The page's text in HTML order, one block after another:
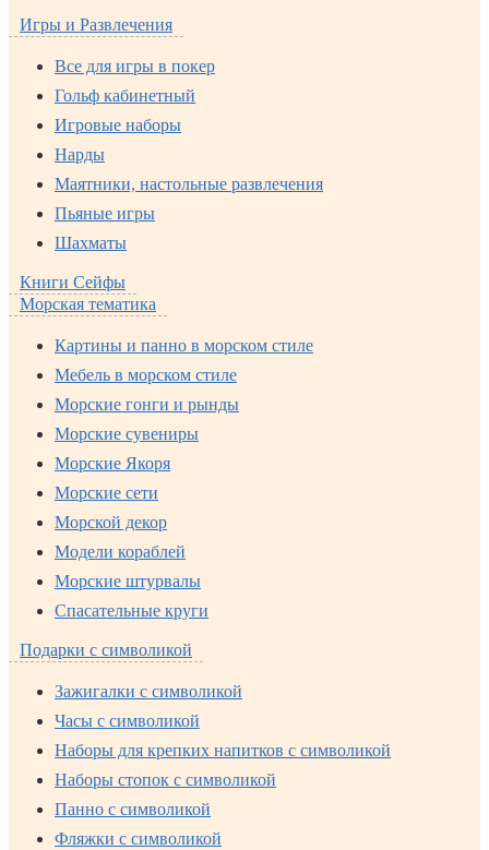
Игры и Развлечения
Все для игры в покер
Гольф кабинетный
Игровые наборы
Нарды
Маятники, настольные развлечения
Пьяные игры
Шахматы
Книги Сейфы
Морская тематика
Картины и панно в морском стиле
Мебель в морском стиле
Морские гонги и рынды
Морские сувениры
Морские Якоря
Морские сети
Морской декор
Модели кораблей
Морские штурвалы
Спасательные круги
Подарки с символикой
Зажигалки с символикой
Часы с символикой
Наборы для крепких напитков с символикой
Наборы стопок с символикой
Панно с символикой
Фляжки с символикой